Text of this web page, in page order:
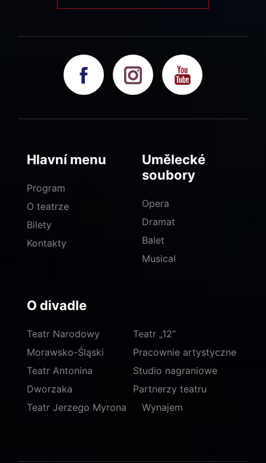
Hlavní menu
Program
O teatrze
Bilety
Kontakty
Umělecké
soubory
Opera
Dramat
Balet
Musical
O divadle
Teatr Narodowy
Morawsko-Śląski
Teatr Antonina
Dworzaka
Teatr Jerzego Myrona
Teatr „12“
Pracownie artystyczne
Studio nagraniowe
Partnerzy teatru
Wynajem